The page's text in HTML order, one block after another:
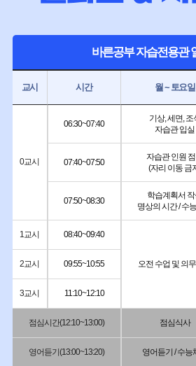
바른공부 자습전용관
교시 시간 월 ~ 토요일
0교시
06:30~07:40
기상, 세면, 조
자습관 입실
07:40~07:50
자습관 인원
(자리 이동 금
07:50~08:30
학습계획서
명상의 시간 / 수
1교시 08:40~09:40
오전 수업 및 의
2교시 09:55~10:55
3교시 11:10~12:10
점심시간(12:10~13:00) 점심식사
영어듣기(13:00~13:20) 영어듣기 / 수능